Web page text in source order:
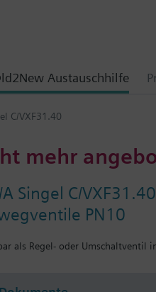
Austauschhilfe
C/VXF31.40
mehr
Singel C/VXF31.40
PN10
als Regel- oder Umschaltventil